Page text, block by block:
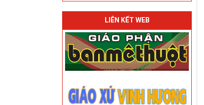
LIÊN KẾT WEB